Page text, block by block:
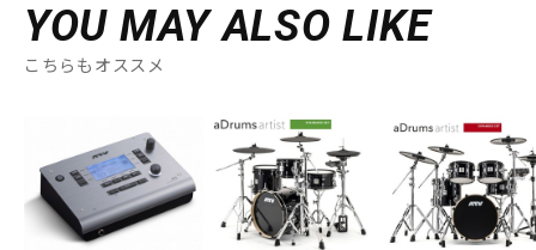
YOU MAY ALSO LIKE
こちらもオススメ